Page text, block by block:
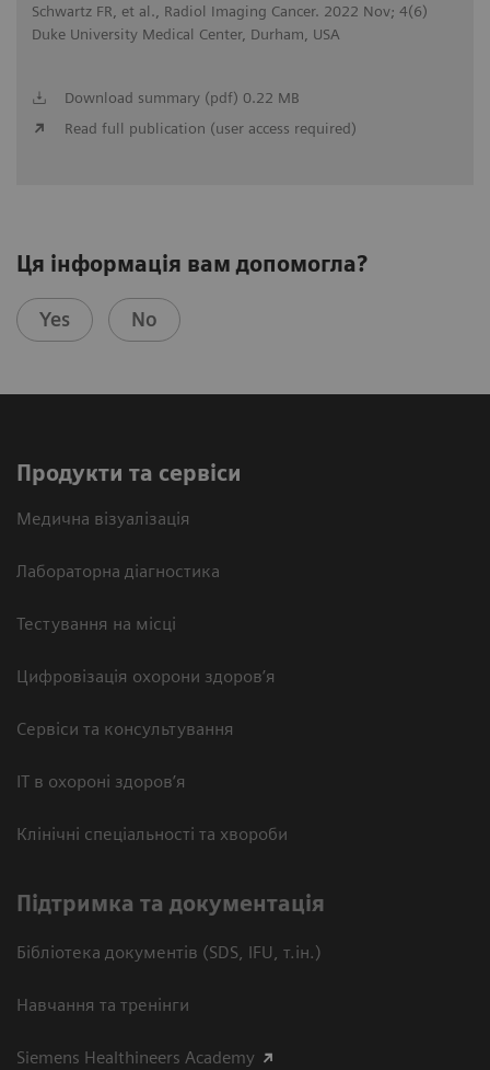
Schwartz FR, et al., Radiol Imaging Cancer. 2022 Nov; 4(6)
Duke University Medical Center, Durham, USA
Download summary (pdf) 0.22 MB
Read full publication (user access required)
Ця інформація вам допомогла?
Yes No
Продукти та сервіси
Медична візуалізація
Лабораторна діагностика
Тестування на місці
Цифровізація охорони здоров’я
Сервіси та консультування
ІТ в охороні здоров’я
Клінічні спеціальності та хвороби
Підтримка та документація
Бібліотека документів (SDS, IFU, т.ін.)
Навчання та тренінги
Siemens Healthineers Academy